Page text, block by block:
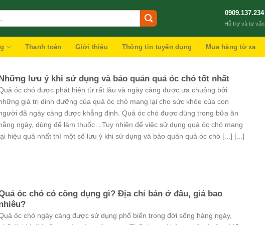
0909.137.234
Hỗ trợ và tư vấn
Thanh toán Giới thiệu Thông tin tuyển dụng Mua hàng từ xa
lưu ý khi sử dụng và bảo quản quả óc chó tốt nhất
óc chó được phát hiện từ rất lâu và ngày càng được ưa chuộng bởi
giá trị dinh dưỡng của quả óc chó mang lại cho sức khỏe của con
đã ngày càng được khẳng định. Quả óc chó được dùng trong bữa ăn
ngày, dùng để làm thuốc…Tuy nhiên để việc sử dụng quả óc chó mang
hiệu quả nhất thì một số lưu ý khi sử dụng và bảo quản quả óc chó [...] [...]
óc chó có công dụng gì? Địa chỉ bán ở đâu, giá bao
óc chó ngày càng được sử dụng phổ biến trong đời sống hàng ngày,